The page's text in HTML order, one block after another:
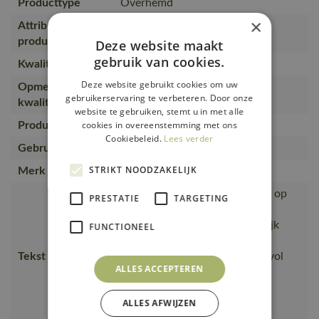
Producttype
Overhemd
Attributen
producttype
Herenpasvorm, Modern fit
Kwaliteit
100% katoen (744)
Opmerking over
kwaliteit
Poplin-weving. Kan max. 2%
krimpen.
Productcategorie
Lange mouwen overhemden
Gebruiker
Merk
M by MASCOT®
Tekst usp
Moderne pasvorm die aansluit op
het lichaam, met goede
bewegingsvrijheid., Gemakkelijk
ademend maakt., Licht en stijlvol
overhemd van puur katoen,
Elegante cutaway-kraag met
voldoende ruimte voor de
×
Deze website maakt
gebruik van cookies.
Deze website gebruikt cookies om uw
gebruikerservaring te verbeteren. Door onze
website te gebruiken, stemt u in met alle
cookies in overeenstemming met ons
Cookiebeleid. Lees verder
STRIKT NOODZAKELIJK
PRESTATIE TARGETING
FUNCTIONEEL
ALLES ACCEPTEREN
ALLES AFWIJZEN